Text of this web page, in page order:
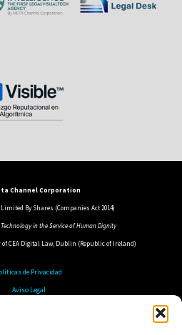
Channel Corporation
By Shares (Companies Act 2014)
in the Service of Human Dignity
CEA Digital Law, Dublin (Republic of Ireland)
de Privacidad
Aviso Legal